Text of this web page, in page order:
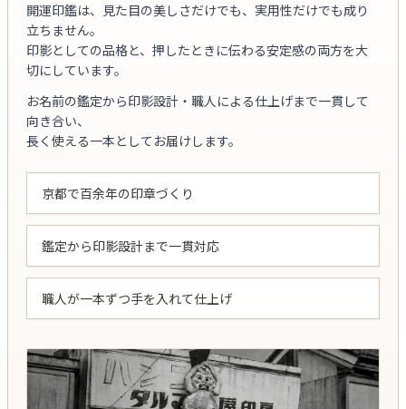
開運印鑑は、見た目の美しさだけでも、実用性だけでも成り
立ちません。
印影としての品格と、押したときに伝わる安定感の両方を大
切にしています。
お名前の鑑定から印影設計・職人による仕上げまで一貫して
向き合い、
長く使える一本としてお届けします。
京都で百余年の印章づくり
鑑定から印影設計まで一貫対応
職人が一本ずつ手を入れて仕上げ